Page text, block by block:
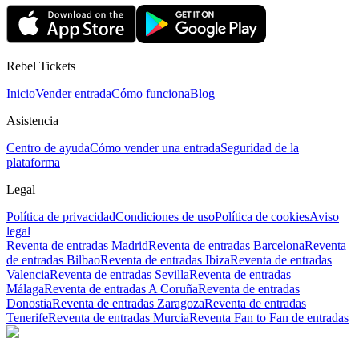
Rebel Tickets
InicioVender entradaCómo funcionaBlog
Asistencia
Centro de ayudaCómo vender una entradaSeguridad de la
plataforma
Legal
Política de privacidadCondiciones de usoPolítica de cookiesAviso
legal
Reventa de entradas MadridReventa de entradas BarcelonaReventa
de entradas BilbaoReventa de entradas IbizaReventa de entradas
ValenciaReventa de entradas SevillaReventa de entradas
MálagaReventa de entradas A CoruñaReventa de entradas
DonostiaReventa de entradas ZaragozaReventa de entradas
TenerifeReventa de entradas MurciaReventa Fan to Fan de entradas